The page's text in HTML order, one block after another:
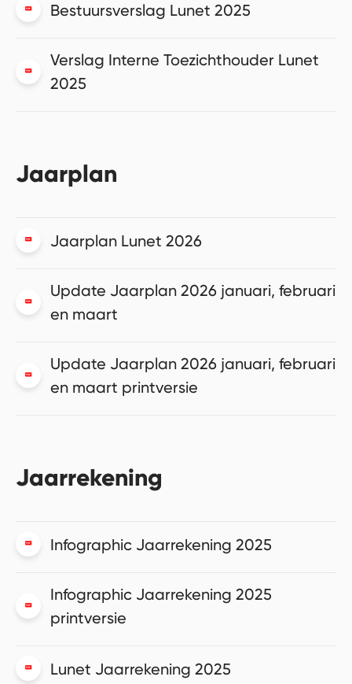
Bestuursverslag Lunet 2025
Verslag Interne Toezichthouder Lunet
2025
Jaarplan
Jaarplan Lunet 2026
Update Jaarplan 2026 januari, februari
en maart
Update Jaarplan 2026 januari, februari
en maart printversie
Jaarrekening
Infographic Jaarrekening 2025
Infographic Jaarrekening 2025
printversie
Lunet Jaarrekening 2025